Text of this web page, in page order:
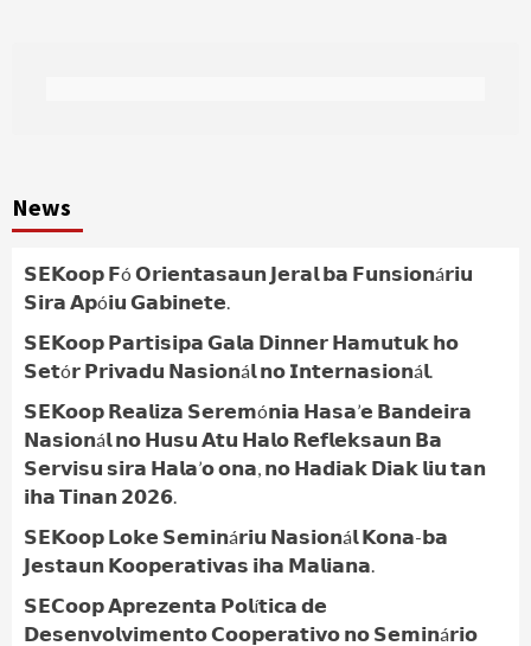
News
𝗦𝗘𝗞𝗼𝗼𝗽 𝗙ó 𝗢𝗿𝗶𝗲𝗻𝘁𝗮𝘀𝗮𝘂𝗻 𝗝𝗲𝗿𝗮𝗹 𝗯𝗮 𝗙𝘂𝗻𝘀𝗶𝗼𝗻á𝗿𝗶𝘂
𝗦𝗶𝗿𝗮 𝗔𝗽ó𝗶𝘂 𝗚𝗮𝗯𝗶𝗻𝗲𝘁𝗲.
𝗦𝗘𝗞𝗼𝗼𝗽 𝗣𝗮𝗿𝘁𝗶𝘀𝗶𝗽𝗮 𝗚𝗮𝗹𝗮 𝗗𝗶𝗻𝗻𝗲𝗿 𝗛𝗮𝗺𝘂𝘁𝘂𝗸 𝗵𝗼
𝗦𝗲𝘁ó𝗿 𝗣𝗿𝗶𝘃𝗮𝗱𝘂 𝗡𝗮𝘀𝗶𝗼𝗻á𝗹 𝗻𝗼 𝗜𝗻𝘁𝗲𝗿𝗻𝗮𝘀𝗶𝗼𝗻á𝗹.
𝗦𝗘𝗞𝗼𝗼𝗽 𝗥𝗲𝗮𝗹𝗶𝘇𝗮 𝗦𝗲𝗿𝗲𝗺ó𝗻𝗶𝗮 𝗛𝗮𝘀𝗮’𝗲 𝗕𝗮𝗻𝗱𝗲𝗶𝗿𝗮
𝗡𝗮𝘀𝗶𝗼𝗻á𝗹 𝗻𝗼 𝗛𝘂𝘀𝘂 𝗔𝘁𝘂 𝗛𝗮𝗹𝗼 𝗥𝗲𝗳𝗹𝗲𝗸𝘀𝗮𝘂𝗻 𝗕𝗮
𝗦𝗲𝗿𝘃𝗶𝘀𝘂 𝘀𝗶𝗿𝗮 𝗛𝗮𝗹𝗮’𝗼 𝗼𝗻𝗮, 𝗻𝗼 𝗛𝗮𝗱𝗶𝗮𝗸 𝗗𝗶𝗮𝗸 𝗹𝗶𝘂 𝘁𝗮𝗻
𝗶𝗵𝗮 𝗧𝗶𝗻𝗮𝗻 𝟮𝟬𝟮𝟲.
𝗦𝗘𝗞𝗼𝗼𝗽 𝗟𝗼𝗸𝗲 𝗦𝗲𝗺𝗶𝗻á𝗿𝗶𝘂 𝗡𝗮𝘀𝗶𝗼𝗻á𝗹 𝗞𝗼𝗻𝗮-𝗯𝗮
𝗝𝗲𝘀𝘁𝗮𝘂𝗻 𝗞𝗼𝗼𝗽𝗲𝗿𝗮𝘁𝗶𝘃𝗮𝘀 𝗶𝗵𝗮 𝗠𝗮𝗹𝗶𝗮𝗻𝗮.
𝗦𝗘𝗖𝗼𝗼𝗽 𝗔𝗽𝗿𝗲𝘇𝗲𝗻𝘁𝗮 𝗣𝗼𝗹í𝘁𝗶𝗰𝗮 𝗱𝗲
𝗗𝗲𝘀𝗲𝗻𝘃𝗼𝗹𝘃𝗶𝗺𝗲𝗻𝘁𝗼 𝗖𝗼𝗼𝗽𝗲𝗿𝗮𝘁𝗶𝘃𝗼 𝗻𝗼 𝗦𝗲𝗺𝗶𝗻á𝗿𝗶𝗼